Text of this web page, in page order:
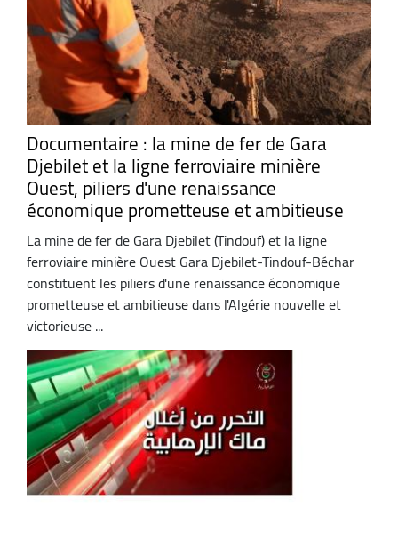
Documentaire : la mine de fer de Gara
Djebilet et la ligne ferroviaire minière
Ouest, piliers d'une renaissance
économique prometteuse et ambitieuse
La mine de fer de Gara Djebilet (Tindouf) et la ligne
ferroviaire minière Ouest Gara Djebilet-Tindouf-Béchar
constituent les piliers d'une renaissance économique
prometteuse et ambitieuse dans l'Algérie nouvelle et
victorieuse ...